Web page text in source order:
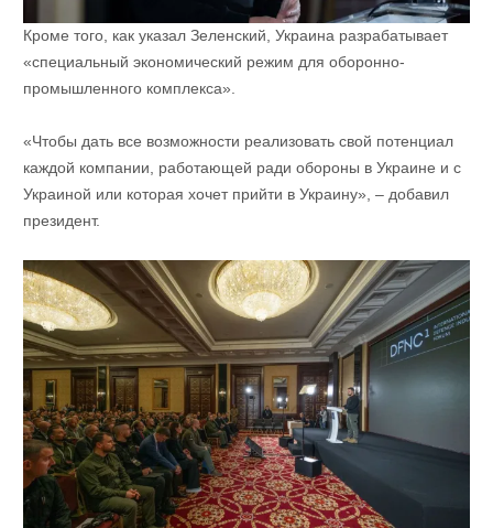
Кроме того, как указал Зеленский, Украина разрабатывает
«специальный экономический режим для оборонно-
промышленного комплекса».
«Чтобы дать все возможности реализовать свой потенциал
каждой компании, работающей ради обороны в Украине и с
Украиной или которая хочет прийти в Украину», – добавил
президент.